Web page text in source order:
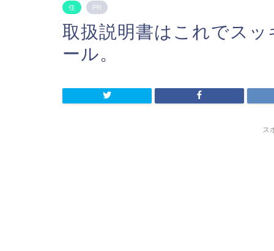
住 PR
取扱説明書はこれでス
ール。
ス